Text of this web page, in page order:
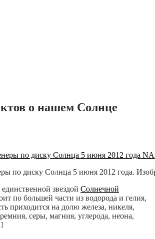
о нашем Солнце
по диску Солнца 5 июня 2012 года.
звездой Солнечной
по большей части из водорода и гелия,
приходится на долю железа, никеля,
серы, магния, углерода, неона,